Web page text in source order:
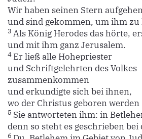
Wir haben seinen Stern
und sind gekommen, um ihm zu
3 Als König Herodes das hörte,
und mit ihm ganz Jerusalem.
4 Er ließ alle Hohepriester
und Schriftgelehrten des Volkes
zusammenkommen
und erkundigte sich bei ihnen,
wo der Christus geboren werden
5 Sie antworteten ihm: in
denn so steht es geschrieben
6